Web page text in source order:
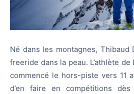
Né dans les montagnes, Thibaud
freeride dans la peau. L’athlète
commencé le hors-piste vers 11
d’en faire en compétitions